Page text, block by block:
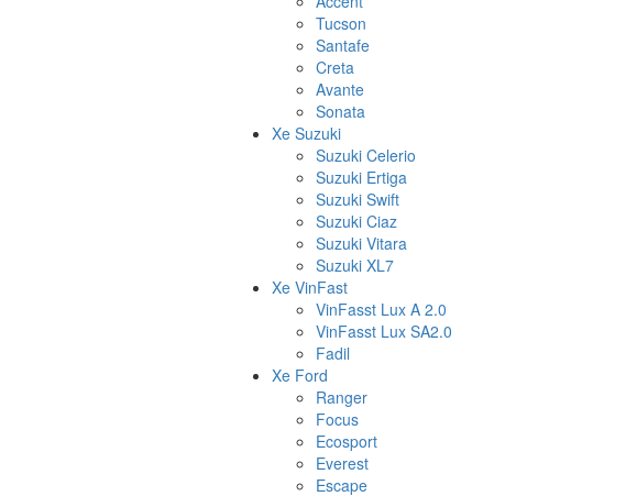
Tucson
Santafe
Creta
Avante
Sonata
Xe Suzuki
Suzuki Celerio
Suzuki Ertiga
Suzuki Swift
Suzuki Ciaz
Suzuki Vitara
Suzuki XL7
Xe VinFast
VinFasst Lux A 2.0
VinFasst Lux SA2.0
Fadil
Xe Ford
Ranger
Focus
Ecosport
Everest
Escape